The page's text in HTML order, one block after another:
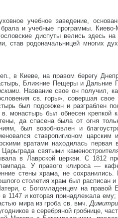
учебное заведение,
и учебные программы.
диспуты велись
став родоначальницей многих
в Киеве, на правом берегу
Ближние Пещеры и
. Название свое он получил,
св. горы», совершая
был подожжен и разграблен
монастырь был обнесен
да спасена была от огня
был возобновлен и
ставропигионом
вратами находилась первая
святыми
в Лаврской церкви. С 1812
У правого клироса —
стены храма, не
столетия храм был расписан
с Богомладенцем на правой
1147 и которая принадлежала
мира из гроба св. вмч.
в серебряной гробнице,